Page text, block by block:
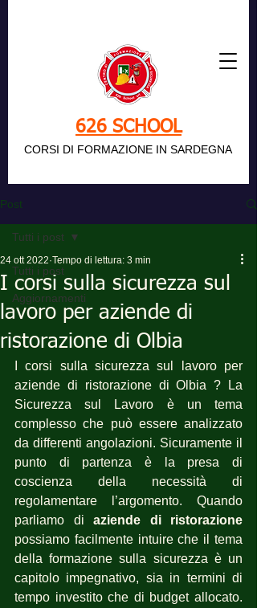
626 SCHOOL
CORSI DI FORMAZIONE IN SARDEGNA
Post
Tutti i post
Aggiornamenti
Tutti i post
I corsi sulla sicurezza sul
lavoro per aziende di
ristorazione di Olbia
24 ott 2022 Tempo di lettura: 3 min
I corsi sulla sicurezza sul lavoro per
aziende di ristorazione di Olbia ? La
Sicurezza sul Lavoro è un tema
complesso che può essere analizzato
da differenti angolazioni. Sicuramente il
punto di partenza è la presa di
coscienza della necessità di
regolamentare l’argomento. Quando
parliamo di aziende di ristorazione
possiamo facilmente intuire che il tema
della formazione sulla sicurezza è un
capitolo impegnativo, sia in termini di
tempo investito che di budget allocato.